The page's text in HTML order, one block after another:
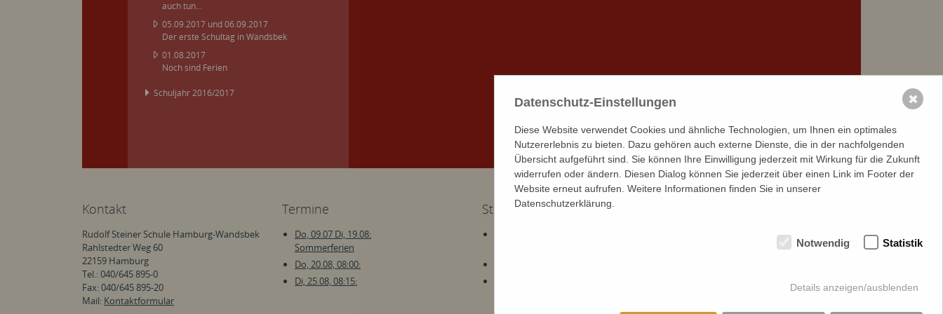
auch tun...
05.09.2017 und 06.09.2017
Der erste Schultag in Wandsbek
01.08.2017
Noch sind Ferien
Schuljahr 2016/2017
Kontakt
Rudolf Steiner Schule Hamburg-Wandsbek
Rahlstedter Weg 60
22159 Hamburg
Tel.: 040/645 895-0
Fax: 040/645 895-20
Mail: Kontaktformular
Termine
Do, 09.07 Di, 19.08:
Sommerferien
Do, 20.08, 08:00:
Di, 25.08, 08:15:
Stellenangebote
Unser Schulblatt wird seit 2022 als
Zum Newsletter anmelden
Datenschutz-Einstellungen
Diese Website verwendet Cookies und ähnliche Technologien, um Ihnen ein optimales
Nutzererlebnis zu bieten. Dazu gehören auch externe Dienste, die in der nachfolgenden
Übersicht aufgeführt sind. Sie können Ihre Einwilligung jederzeit mit Wirkung für die Zukunft
widerrufen oder ändern. Diesen Dialog können Sie jederzeit über einen Link im Footer der
Website erneut aufrufen. Weitere Informationen finden Sie in unserer
Datenschutzerklärung.
Notwendig Statistik
Details anzeigen/ausblenden
✖